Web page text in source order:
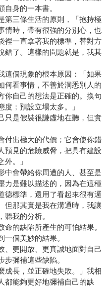
身的一本書。
第三條生活的原則，「抱持極
情時，帶有很強的分別心，也
裡一直拿著我的標準，替對方
錯了。這樣的問題就是，我其
這個現象的根本原因：「如果
何看事情，不善於洞悉別人的
你自己的想法是正確的。換句
；預設立場太多。」
只是假裝很謙虛地在聽，但實
付出極大的代價；它會使你錯
預見的危險威脅，把具有建設
。」
中會帶給你周遭的人、甚至是
力是難以描述的，因為在這種
德標準，還用了看起來很有邏
但那其實是我在溝通時，我讓
我的分析。
的缺陷所產生的可怕結果。
個美妙的結果。
、更開放、更真誠地面對自己
彌補這些缺陷。
成長，並正確地失敗。」我相
都能夠更好地彌補自己的缺